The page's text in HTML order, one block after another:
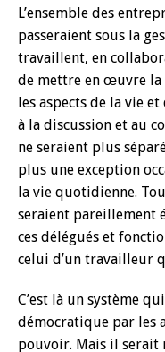
L’ensemble des
passeraient sous la
travaillent, en
de mettre en œuvre la
les aspects de la vie
à la discussion et au
ne seraient plus
plus une exception
la vie quotidienne.
seraient pareillement
ces délégués et
celui d’un travailleur
C’est là un système
démocratique par les
pouvoir. Mais il